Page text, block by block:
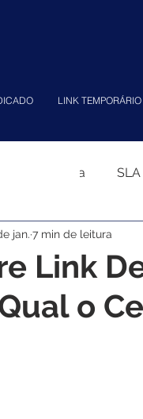
LINK TEMPORÁRIO
Corporativa
Link
o
jan. 7 min de leitura